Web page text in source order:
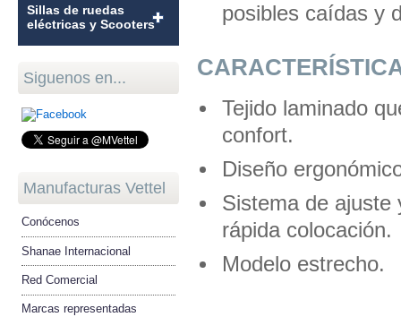
Sillas de ruedas
eléctricas y Scooters
Siguenos en...
Manufacturas Vettel
Conócenos
Shanae Internacional
Red Comercial
Marcas representadas
posibles caídas y
Tejido laminado
confort.
Diseño
Sistema de ajuste
rápida colocación.
Modelo estrecho.